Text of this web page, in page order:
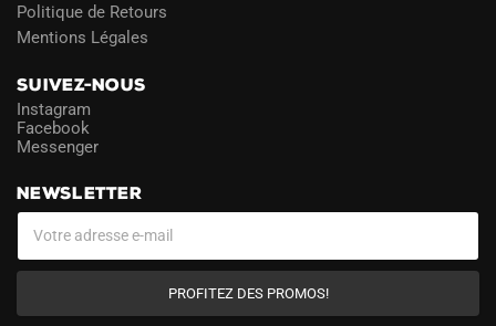
Politique de Retours
Mentions Légales
SUIVEZ-NOUS
Instagram
Facebook
Messenger
NEWSLETTER
PROFITEZ DES PROMOS!